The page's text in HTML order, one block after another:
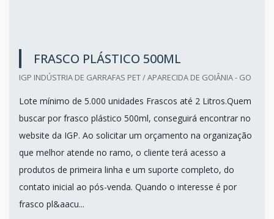
FRASCO PLÁSTICO 500ML
IGP INDÚSTRIA DE GARRAFAS PET / APARECIDA DE GOIÂNIA - GO
Lote mínimo de 5.000 unidades Frascos até 2 Litros.Quem
buscar por frasco plástico 500ml, conseguirá encontrar no
website da IGP. Ao solicitar um orçamento na organização
que melhor atende no ramo, o cliente terá acesso a
produtos de primeira linha e um suporte completo, do
contato inicial ao pós-venda. Quando o interesse é por
frasco pl&aacu...